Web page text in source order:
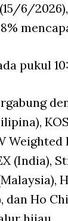
6/
pukul
(India),
dan Ho